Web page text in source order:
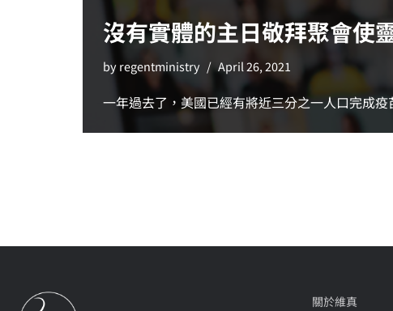
沒有實體的主日敬拜聚會使
byregentministry April 26, 2021
一年過去了，美國已經有將近三分之一人口完成
關於維真